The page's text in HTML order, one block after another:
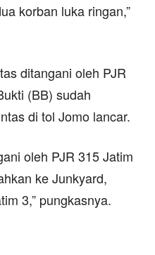
korban luka ringan,”
ditangani oleh PJR
(BB) sudah
di tol Jomo lancar.
oleh PJR 315 Jatim
ke Junkyard,
3,” pungkasnya.